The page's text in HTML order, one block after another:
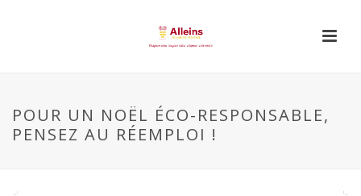
POUR UN NOËL ÉCO-RESPONSABLE,
PENSEZ AU RÉEMPLOI !